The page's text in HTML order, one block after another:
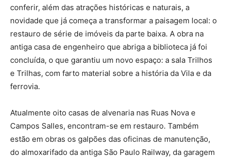
conferir, além das atrações históricas e naturais, a
novidade que já começa a transformar a paisagem local: o
restauro de série de imóveis da parte baixa. A obra na
antiga casa de engenheiro que abriga a biblioteca já foi
concluída, o que garantiu um novo espaço: a sala Trilhos
e Trilhas, com farto material sobre a história da Vila e da
ferrovia.
Atualmente oito casas de alvenaria nas Ruas Nova e
Campos Salles, encontram-se em restauro. Também
estão em obras os galpões das oficinas de manutenção,
do almoxarifado da antiga São Paulo Railway, da garagem